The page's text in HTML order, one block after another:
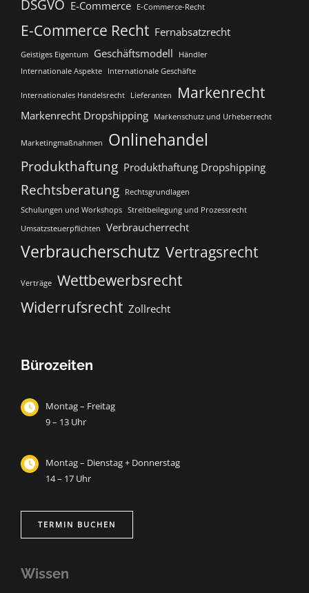
DSGVO E-Commerce E-Commerce-Recht
E-Commerce Recht Fernabsatzrecht
Geistiges Eigentum Geschäftsmodell
Händler
Internationale Aspekte
Internationale Geschäfte
Internationales Handelsrecht Lieferanten Markenrecht
Markenrecht Dropshipping Markenschutz und Urheberrecht
Marketingmaßnahmen Onlinehandel
Produkthaftung Produkthaftung Dropshipping
Rechtsberatung
Rechtsgrundlagen
Schulungen und Workshops Streitbeilegung und Prozessrecht​
Umsatzsteuerpflichten
Verbraucherrecht
Verbraucherschutz Vertragsrecht
Verträge Wettbewerbsrecht
Widerrufsrecht Zollrecht
Bürozeiten
Montag – Freitag
9 – 13 Uhr
Montag – Dienstag + Donnerstag
14 – 17 Uhr
TERMIN BUCHEN
Wissen